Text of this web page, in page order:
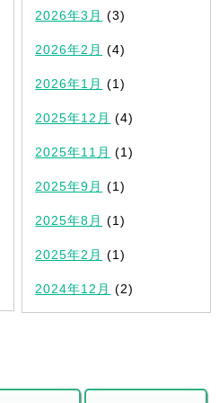
2026年3月 (3)
2026年2月 (4)
2026年1月 (1)
2025年12月 (4)
2025年11月 (1)
2025年9月 (1)
2025年8月 (1)
2025年2月 (1)
2024年12月 (2)